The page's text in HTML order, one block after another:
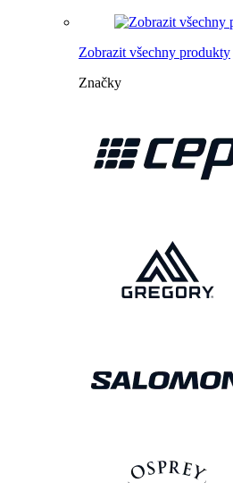
Zobrazit všechny produkty
Značky